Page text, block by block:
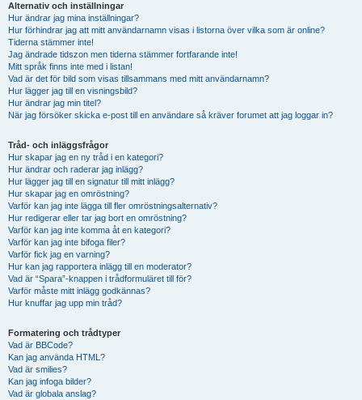
Alternativ och inställningar
Hur ändrar jag mina inställningar?
Hur förhindrar jag att mitt användarnamn visas i listorna över vilka som är online?
Tiderna stämmer inte!
Jag ändrade tidszon men tiderna stämmer fortfarande inte!
Mitt språk finns inte med i listan!
Vad är det för bild som visas tillsammans med mitt användarnamn?
Hur lägger jag till en visningsbild?
Hur ändrar jag min titel?
När jag försöker skicka e-post till en användare så kräver forumet att jag loggar in?
Tråd- och inläggsfrågor
Hur skapar jag en ny tråd i en kategori?
Hur ändrar och raderar jag inlägg?
Hur lägger jag till en signatur till mitt inlägg?
Hur skapar jag en omröstning?
Varför kan jag inte lägga till fler omröstningsalternativ?
Hur redigerar eller tar jag bort en omröstning?
Varför kan jag inte komma åt en kategori?
Varför kan jag inte bifoga filer?
Varför fick jag en varning?
Hur kan jag rapportera inlägg till en moderator?
Vad är “Spara”-knappen i trådformuläret till för?
Varför måste mitt inlägg godkännas?
Hur knuffar jag upp min tråd?
Formatering och trådtyper
Vad är BBCode?
Kan jag använda HTML?
Vad är smilies?
Kan jag infoga bilder?
Vad är globala anslag?